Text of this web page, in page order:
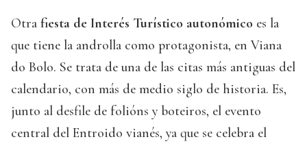
Otra fiesta de Interés Turístico autonómico es la
que tiene la androlla como protagonista, en Viana
do Bolo. Se trata de una de las citas más antiguas del
calendario, con más de medio siglo de historia. Es,
junto al desfile de folións y boteiros, el evento
central del Entroido vianés, ya que se celebra el